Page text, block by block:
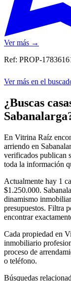
Ver más →
Ref: PROP-
Ver más en el
¿Buscas
En Vitrina Raíz
arriendo en
verificados publican
toda la información
Actualmente hay 1
$1.250.000.
dinamismo
presupuestos. Filtra
encontrar
Cada propiedad en
inmobiliario
proceso de
o teléfono.
Búsquedas